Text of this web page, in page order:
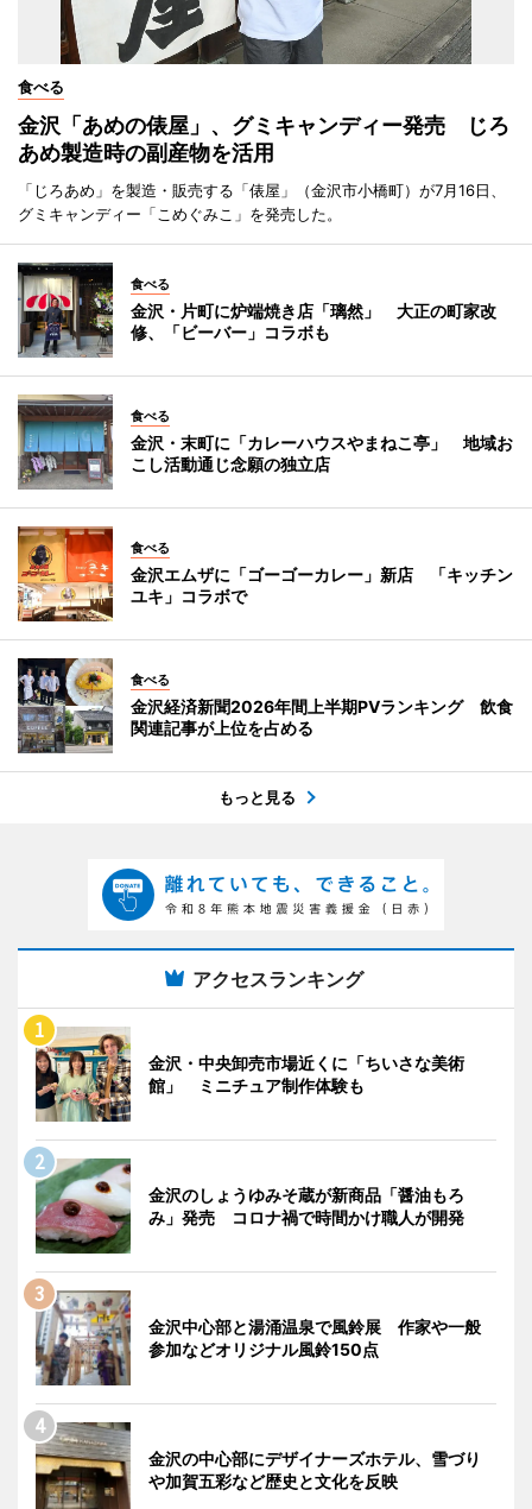
食べる
金沢「あめの俵屋」、グミキャンディー発売 じろ
あめ製造時の副産物を活用
「じろあめ」を製造・販売する「俵屋」（金沢市小橋町）が7月16日、
グミキャンディー「こめぐみこ」を発売した。
食べる
金沢・片町に炉端焼き店「璃然」 大正の町家改
修、「ビーバー」コラボも
食べる
金沢・末町に「カレーハウスやまねこ亭」 地域お
こし活動通じ念願の独立店
食べる
金沢エムザに「ゴーゴーカレー」新店 「キッチン
ユキ」コラボで
食べる
金沢経済新聞2026年間上半期PVランキング 飲食
関連記事が上位を占める
もっと見る
アクセスランキング
金沢・中央卸売市場近くに「ちいさな美術
館」 ミニチュア制作体験も
金沢のしょうゆみそ蔵が新商品「醤油もろ
み」発売 コロナ禍で時間かけ職人が開発
金沢中心部と湯涌温泉で風鈴展 作家や一般
参加などオリジナル風鈴150点
金沢の中心部にデザイナーズホテル、雪づり
や加賀五彩など歴史と文化を反映